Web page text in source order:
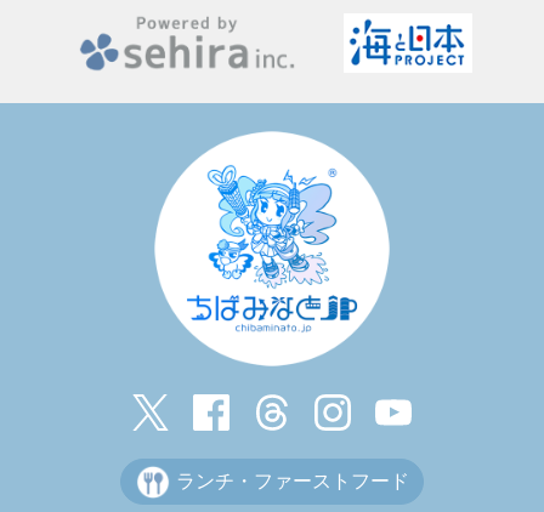
ランチ・ファーストフード